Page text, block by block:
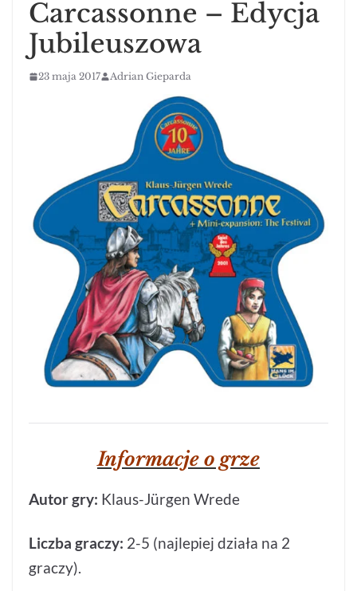
Carcassonne – Edycja
Jubileuszowa
23 maja 2017 Adrian Gieparda
Informacje o grze
Autor gry: Klaus-Jürgen Wrede
Liczba graczy: 2-5 (najlepiej działa na 2
graczy).